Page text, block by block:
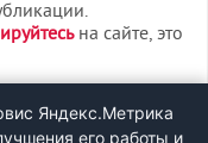
на сайте, это
Яндекс.Метрика
его работы и